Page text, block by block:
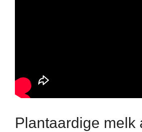
Plantaardige melk